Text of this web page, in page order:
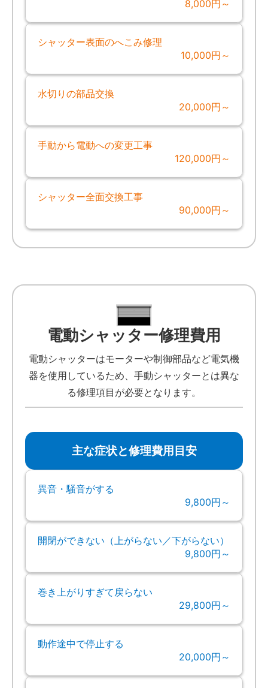
8,000円～
シャッター表面のへこみ修理
10,000円～
水切りの部品交換
20,000円～
手動から電動への変更工事
120,000円～
シャッター全面交換工事
90,000円～
電動シャッター修理費用
電動シャッターはモーターや制御部品など電気機
器を使用しているため、手動シャッターとは異な
る修理項目が必要となります。
主な症状と修理費用目安
異音・騒音がする
9,800円～
開閉ができない（上がらない／下がらない）
9,800円～
巻き上がりすぎて戻らない
29,800円～
動作途中で停止する
20,000円～